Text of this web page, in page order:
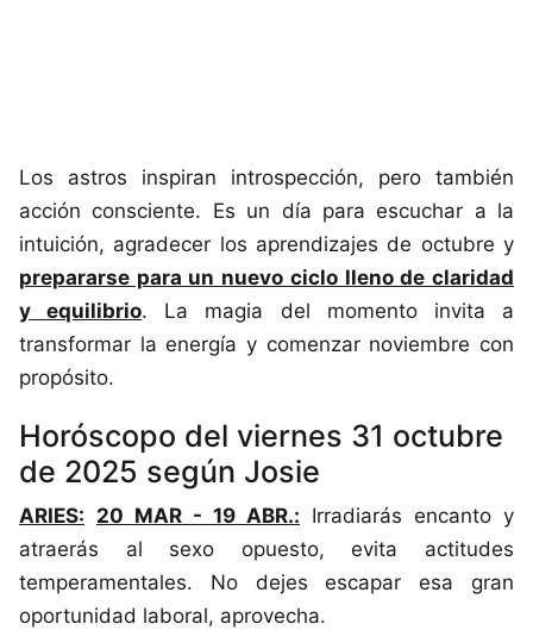
Los astros inspiran introspección, pero también
acción consciente. Es un día para escuchar a la
intuición, agradecer los aprendizajes de octubre y
prepararse para un nuevo ciclo lleno de claridad
y equilibrio. La magia del momento invita a
transformar la energía y comenzar noviembre con
propósito.
Horóscopo del viernes 31 octubre
de 2025 según Josie
ARIES: 20 MAR - 19 ABR.: Irradiarás encanto y
atraerás al sexo opuesto, evita actitudes
temperamentales. No dejes escapar esa gran
oportunidad laboral, aprovecha.